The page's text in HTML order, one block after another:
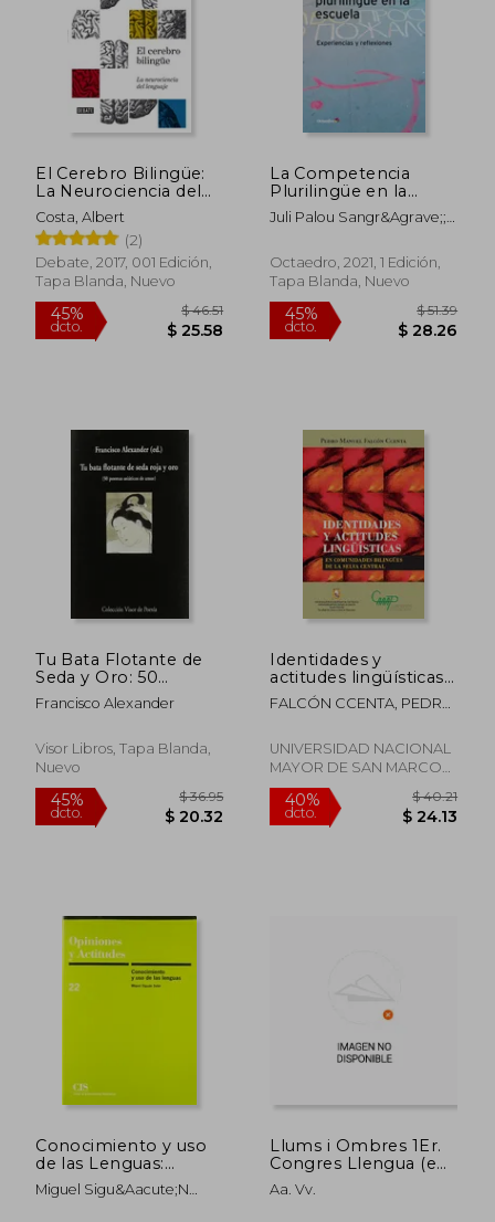
45%
dcto. $ 27.41
45%
dcto. $
El Cerebro Bilingüe:
La Neurociencia del
Lenguaje
Costa, Albert
(2)
Debate, 2017, 001 Edición,
Tapa Blanda, Nuevo
La Competencia
Plurilingüe en la
Escuela
Juli Palou Sangr&Agrave;;
Octaedro, 2021, 1 Edición,
Tapa Blanda, Nuevo
Tu Bata Flotante de
Seda y Oro: 50
Poemas Asiáticos de
Amor (Visor de
Francisco Alexander
Visor Libros, Tapa Blanda,
Nuevo
Identidades y
actitudes lingüísticas
en comunidades
bilingües de la selva
FALCÓN CCENTA, PEDRO
UNIVERSIDAD NACIONAL
MAYOR DE SAN MARCOS,
2018, Nuevo
Conocimiento y uso
de las Lenguas:
InvestigacióN Sobre
el Conocimiento y
Miguel Sigu&Aacute;N
Llums i Ombres 1Er.
Congres Llengua (en
Catalán)
Aa. Vv.